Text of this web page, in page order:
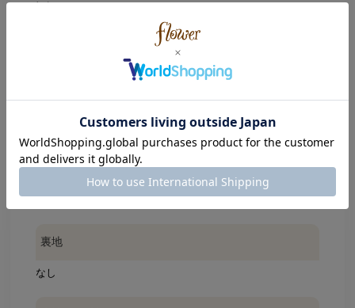
※平置きで採寸(ウエストとヒップは幅×2で記載)
素材
本体：ポリエステル66％、アクリル24％、ウール5％、ナイ
ロン5％
裏地
なし